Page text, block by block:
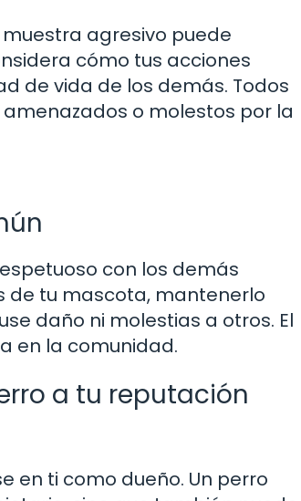
agresivo puede
cómo tus acciones
de vida de los demás. Todos
o molestos por la
con los demás
de tu mascota, mantenerlo
daño ni molestias a otros. El
en la comunidad.
a tu reputación
en ti como dueño. Un perro